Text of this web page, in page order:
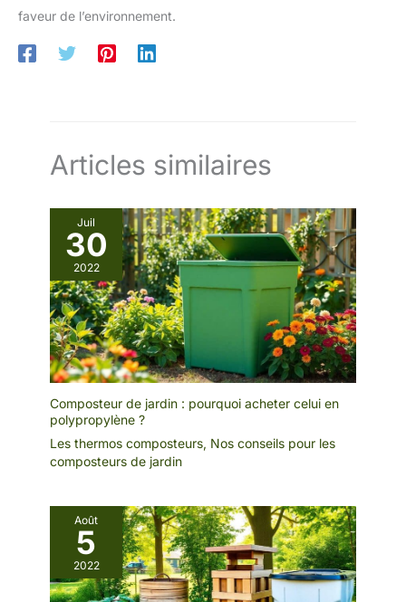
faveur de l’environnement.
Articles similaires
Juil
30
2022
Composteur de jardin : pourquoi acheter celui en
polypropylène ?
Les thermos composteurs, Nos conseils pour les
composteurs de jardin
Août
5
2022